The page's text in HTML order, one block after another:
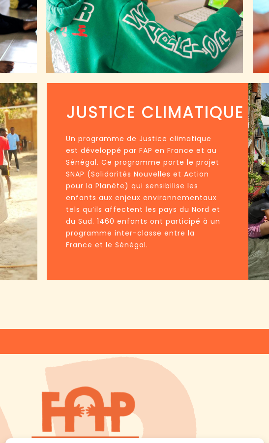
Un programme de Justice climatique
est développé par FAP en France et au
Sénégal. Ce programme porte le projet
SNAP (Solidarités Nouvelles et Action
pour la Planète) qui sensibilise les
enfants aux enjeux environnementaux
tels qu’ils affectent les pays du Nord et
du Sud. 1460 enfants ont participé à un
programme inter-classe entre la
France et le Sénégal.
JUSTICE CLIMATIQUE